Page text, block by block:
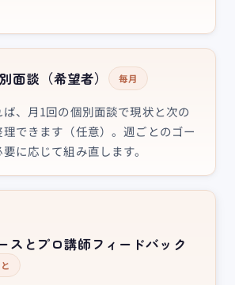
面談（希望者） 毎月
、月1回の個別面談で現状と次の
できます（任意）。週ごとのゴー
に応じて組み直します。
スとプロ講師フィードバック